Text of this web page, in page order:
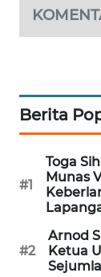
Berita
#1
Toga
Munas
#2
Arnod
Ketua
TAMBANG
SITUNGIR
NEWS
SIDIKALANG
NEWS
NEWS